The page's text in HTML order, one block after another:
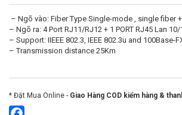
– Ngõ vào: Fiber Type Single-mode , single fiber
– Ngõ ra: 4 Port RJ11/RJ12 + 1 PORT RJ45 Lan
– Support: IIEEE 802.3, IEEE 802.3u and 100Base-
– Transmission distance 25Km
* Đặt Mua Online - Giao Hàng COD kiểm hàng &